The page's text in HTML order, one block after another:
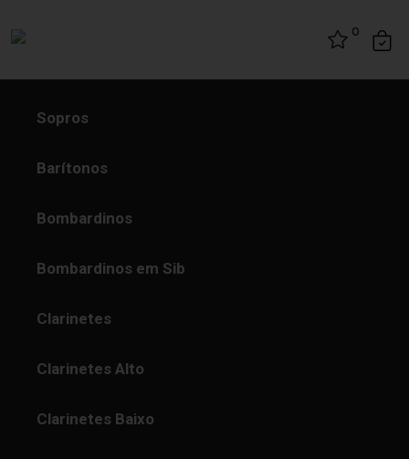
0
Sopros
Barítonos
Bombardinos
Bombardinos em Sib
Clarinetes
Clarinetes Alto
Clarinetes Baixo